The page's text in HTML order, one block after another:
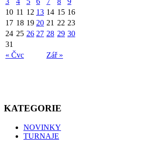
« Čvc Zář »
10 11 12 13 14 15 16
17 18 19 20 21 22 23
24 25 26 27 28 29 30
31
KATEGORIE
NOVINKY
TURNAJE